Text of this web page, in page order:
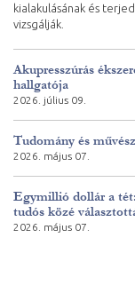
kialakulásának és
vizsgálják.
Akupresszúrás
hallgatója
2026. július 09.
Tudomány és
2026. május 07.
Egymillió dollár a
tudós közé
2026. május 07.